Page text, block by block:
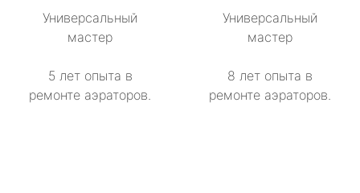
Универсальный
мастер
5 лет опыта в
ремонте аэраторов.
Универсальный
мастер
8 лет опыта в
ремонте аэраторов.